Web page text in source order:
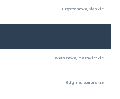
Częstochowa, śląskie
Warszawa, mazowieckie
Gdynia, pomorskie